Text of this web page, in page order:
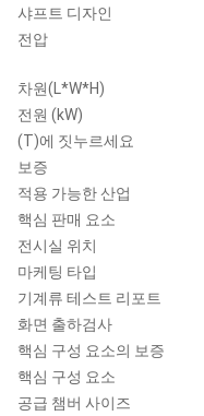
샤프트 디자인
전압
차원(L*W*H)
전원 (kW)
(T)에 짓누르세요
보증
적용 가능한 산업
핵심 판매 요소
전시실 위치
마케팅 타입
기계류 테스트 리포트
화면 출하검사
핵심 구성 요소의 보증
핵심 구성 요소
공급 챔버 사이즈